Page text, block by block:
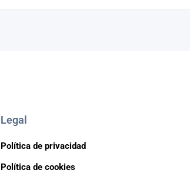
Legal
Política de privacidad
Política de cookies